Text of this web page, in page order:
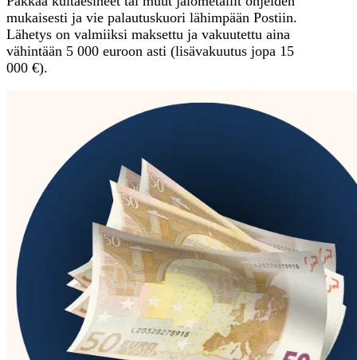
mukaisesti ja vie palautuskuori lähimpään Postiin.
Lähetys on valmiiksi maksettu ja vakuutettu aina
vähintään 5 000 euroon asti (lisävakuutus jopa 15
000 €).